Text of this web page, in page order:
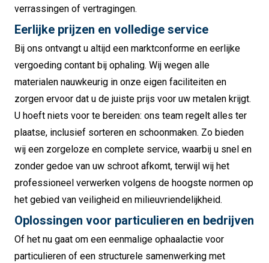
verrassingen of vertragingen.
Eerlijke prijzen en volledige service
Bij ons ontvangt u altijd een marktconforme en eerlijke
vergoeding contant bij ophaling. Wij wegen alle
materialen nauwkeurig in onze eigen faciliteiten en
zorgen ervoor dat u de juiste prijs voor uw metalen krijgt.
U hoeft niets voor te bereiden: ons team regelt alles ter
plaatse, inclusief sorteren en schoonmaken. Zo bieden
wij een zorgeloze en complete service, waarbij u snel en
zonder gedoe van uw schroot afkomt, terwijl wij het
professioneel verwerken volgens de hoogste normen op
het gebied van veiligheid en milieuvriendelijkheid.
Oplossingen voor particulieren en bedrijven
Of het nu gaat om een eenmalige ophaalactie voor
particulieren of een structurele samenwerking met